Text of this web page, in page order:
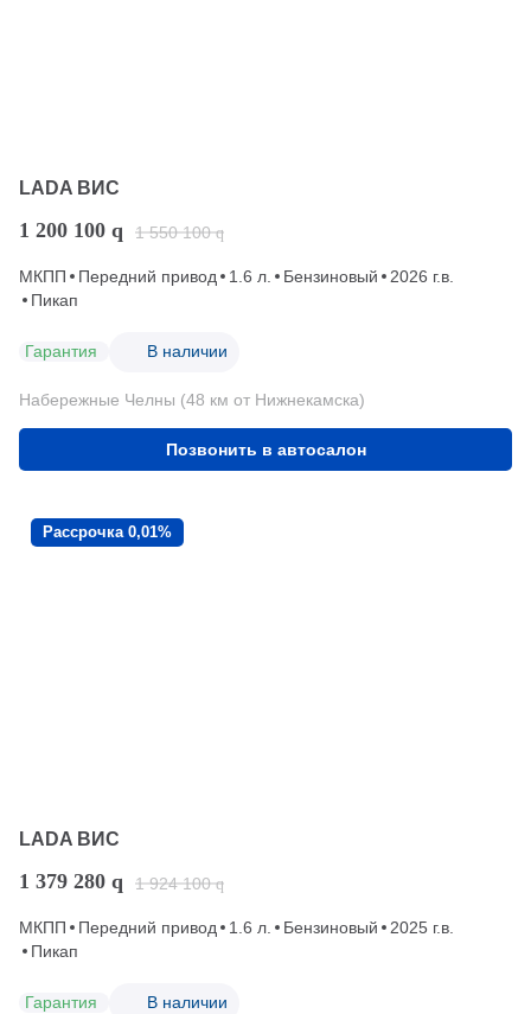
LADA ВИС
1 200 100 q 1 550 100 q
МКПП Передний привод 1.6 л. Бензиновый
2026 г.в.
Пикап
Гарантия В наличии
Набережные Челны (48 км от Нижнекамска)
Позвонить в автосалон
Рассрочка 0,01%
LADA ВИС
1 379 280 q 1 924 100 q
МКПП Передний привод 1.6 л. Бензиновый
2025 г.в.
Пикап
Гарантия В наличии